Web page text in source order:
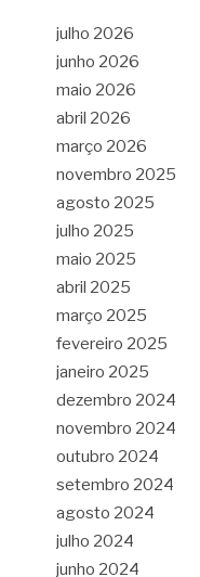
julho 2026
junho 2026
maio 2026
abril 2026
março 2026
novembro 2025
agosto 2025
julho 2025
maio 2025
abril 2025
março 2025
fevereiro 2025
janeiro 2025
dezembro 2024
novembro 2024
outubro 2024
setembro 2024
agosto 2024
julho 2024
junho 2024